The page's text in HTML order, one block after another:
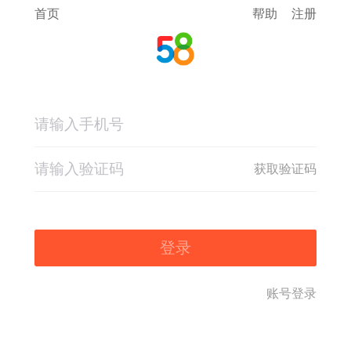
首页 帮助 注册
获取验证码
登录
账号登录